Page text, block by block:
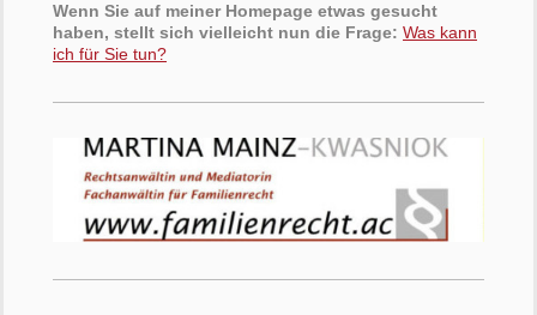
Wenn Sie auf meiner Homepage etwas gesucht
haben, stellt sich vielleicht nun die Frage: Was kann
ich für Sie tun?